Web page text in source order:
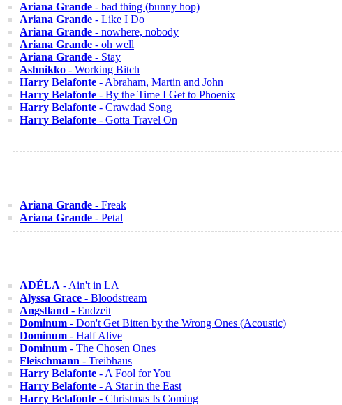
Ariana Grande - bad thing (bunny hop)
Ariana Grande - Like I Do
Ariana Grande - nowhere, nobody
Ariana Grande - oh well
Ariana Grande - Stay
Ashnikko - Working Bitch
Harry Belafonte - Abraham, Martin and John
Harry Belafonte - By the Time I Get to Phoenix
Harry Belafonte - Crawdad Song
Harry Belafonte - Gotta Travel On
Ariana Grande - Freak
Ariana Grande - Petal
ADÉLA - Ain't in LA
Alyssa Grace - Bloodstream
Angstland - Endzeit
Dominum - Don't Get Bitten by the Wrong Ones (Acoustic)
Dominum - Half Alive
Dominum - The Chosen Ones
Fleischmann - Treibhaus
Harry Belafonte - A Fool for You
Harry Belafonte - A Star in the East
Harry Belafonte - Christmas Is Coming